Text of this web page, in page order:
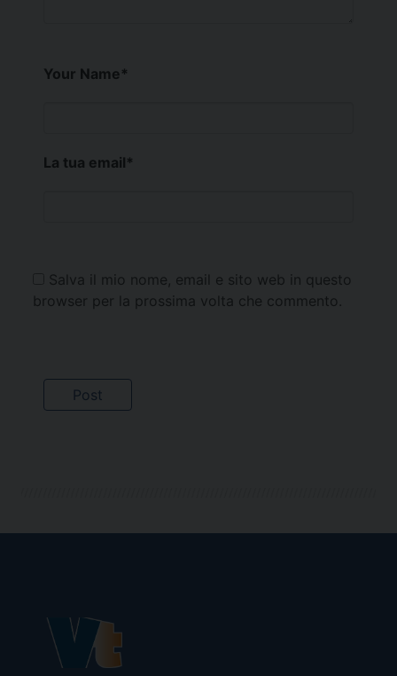
Your Name*
La tua email*
Salva il mio nome, email e sito web in questo
browser per la prossima volta che commento.